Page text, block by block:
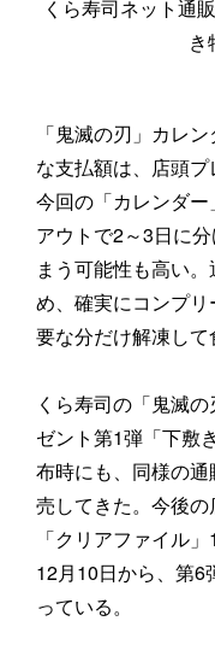
くら寿司ネット通
き
「鬼滅の刃」カレ
な支払額は、店頭プ
今回の「カレンダ
アウトで2～3日に
まう可能性も高い
め、確実にコンプ
要な分だけ解凍して
くら寿司の「鬼滅
ゼント第1弾「下敷
布時にも、同様の
売してきた。今後
「クリアファイル
12月10日から、第6
っている。